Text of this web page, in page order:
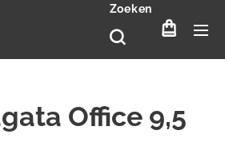
Zoeken
Office 9,5